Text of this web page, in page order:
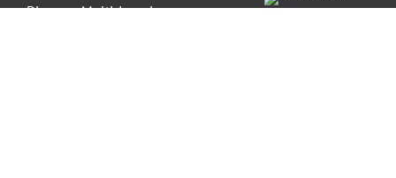
Diessner Multi-Isoprimer